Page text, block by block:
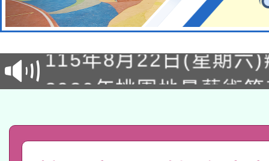
轉知經濟部水利署委託
業技術研究院辦理「
用水績優單位及節水達
動」
115年8月22日(星期六
桃園市孔廟祈福系列
2026年桃園地景藝術
關事宜
轉知教育部國民及學前